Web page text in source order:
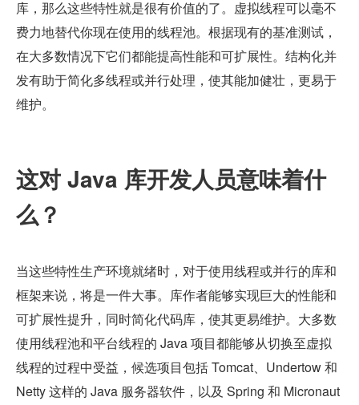
库，那么这些特性就是很有价值的了。虚拟线程可以毫不
费力地替代你现在使用的线程池。根据现有的基准测试，
在大多数情况下它们都能提高性能和可扩展性。结构化并
发有助于简化多线程或并行处理，使其能加健壮，更易于
维护。
这对 Java 库开发人员意味着什
么？
当这些特性生产环境就绪时，对于使用线程或并行的库和
框架来说，将是一件大事。库作者能够实现巨大的性能和
可扩展性提升，同时简化代码库，使其更易维护。大多数
使用线程池和平台线程的 Java 项目都能够从切换至虚拟
线程的过程中受益，候选项目包括 Tomcat、Undertow 和
Netty 这样的 Java 服务器软件，以及 Spring 和 Micronaut